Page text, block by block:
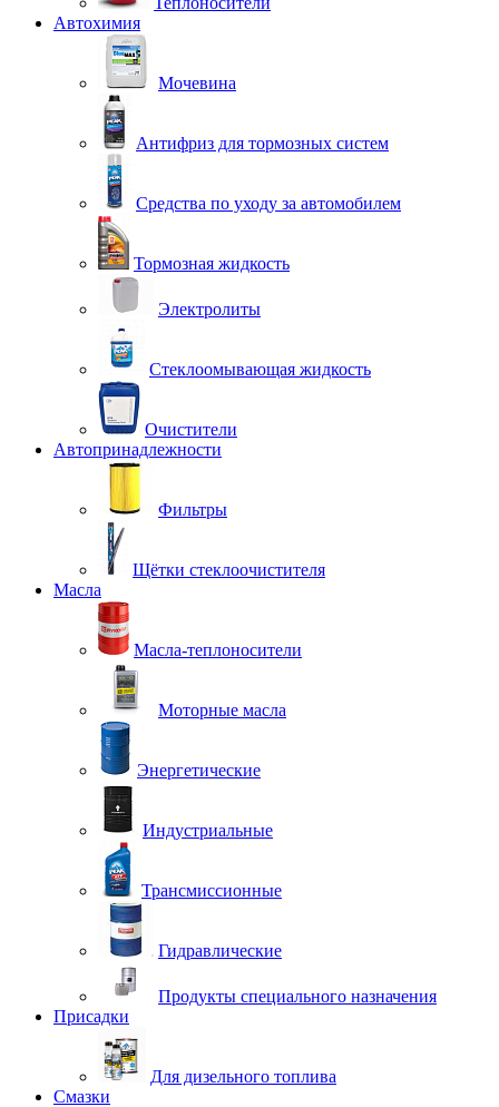
Автохимия
Мочевина
Антифриз для тормозных систем
Средства по уходу за автомобилем
Тормозная жидкость
Электролиты
Стеклоомывающая жидкость
Очистители
Автопринадлежности
Фильтры
Щётки стеклоочистителя
Масла
Масла-теплоносители
Моторные масла
Энергетические
Индустриальные
Трансмиссионные
Гидравлические
Продукты специального назначения
Присадки
Для дизельного топлива
Смазки